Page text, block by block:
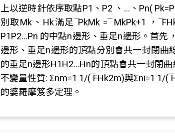
上以逆時針依序取點P1、P2 、…、Pn(
別取Mk、Hk滿足 ̅PkMk = ̅ MkPk+1 ，
P1P2…Pn 的中點n邊形、垂足n邊形。首先
邊形、垂足n邊形的頂點分別會共一封閉曲
的垂足n邊形H1H2…Hn的頂點會共一封閉
不變量性質: Σnm=1 1/( ̅FHk2m)與Σni=1 1/(
的婆羅摩笈多定理。